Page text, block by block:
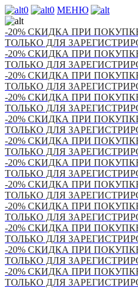
0 0 МЕНЮ
-20% СКИДКА ПРИ
ТОЛЬКО ДЛЯ
-20% СКИДКА ПРИ
ТОЛЬКО ДЛЯ
-20% СКИДКА ПРИ
ТОЛЬКО ДЛЯ
-20% СКИДКА ПРИ
ТОЛЬКО ДЛЯ
-20% СКИДКА ПРИ
ТОЛЬКО ДЛЯ
-20% СКИДКА ПРИ
ТОЛЬКО ДЛЯ
-20% СКИДКА ПРИ
ТОЛЬКО ДЛЯ
-20% СКИДКА ПРИ
ТОЛЬКО ДЛЯ
-20% СКИДКА ПРИ
ТОЛЬКО ДЛЯ
-20% СКИДКА ПРИ
ТОЛЬКО ДЛЯ
-20% СКИДКА ПРИ
ТОЛЬКО ДЛЯ
-20% СКИДКА ПРИ
ТОЛЬКО ДЛЯ